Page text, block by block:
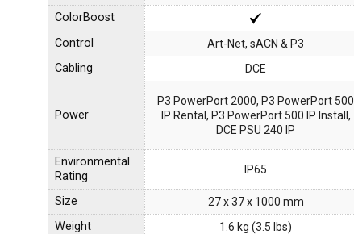
ColorBoost
Control Art-Net, sACN & P3
Cabling DCE
Power
P3 PowerPort 2000, P3 PowerPort 500
IP Rental, P3 PowerPort 500 IP Install,
DCE PSU 240 IP
Environmental
Rating
IP65
Size 27 x 37 x 1000 mm
Weight 1.6 kg (3.5 lbs)